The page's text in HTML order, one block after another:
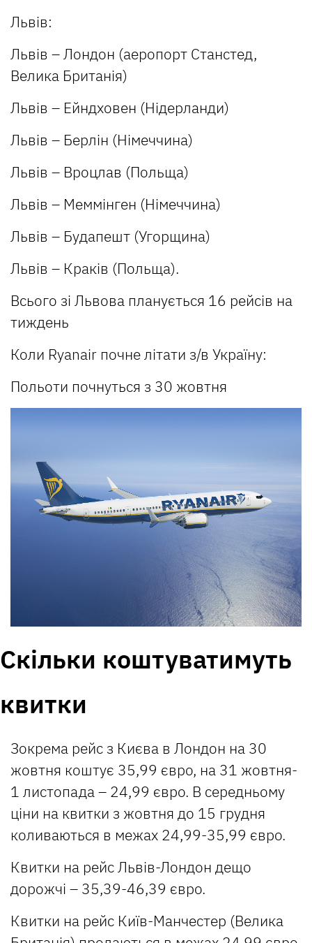
Львів:
Львів – Лондон (аеропорт Станстед,
Велика Британія)
Львів – Ейндховен (Нідерланди)
Львів – Берлін (Німеччина)
Львів – Вроцлав (Польща)
Львів – Меммінген (Німеччина)
Львів – Будапешт (Угорщина)
Львів – Краків (Польща).
Всього зі Львова планується 16 рейсів на
тиждень
Коли Ryanair почне літати з/в Україну:
Польоти почнуться з 30 жовтня
Скільки коштуватимуть
квитки
Зокрема рейс з Києва в Лондон на 30
жовтня коштує 35,99 євро, на 31 жовтня-
1 листопада – 24,99 євро. В середньому
ціни на квитки з жовтня до 15 грудня
коливаються в межах 24,99-35,99 євро.
Квитки на рейс Львів-Лондон дещо
дорожчі – 35,39-46,39 євро.
Квитки на рейс Київ-Манчестер (Велика